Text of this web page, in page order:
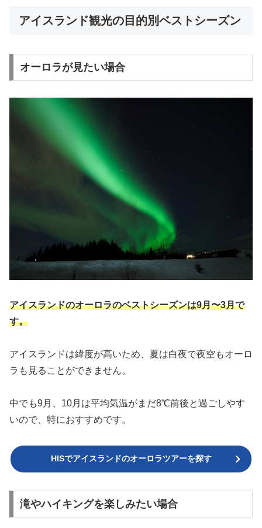
アイスランド観光の目的別ベストシーズン
オーロラが見たい場合
アイスランドのオーロラのベストシーズンは9月〜3月で
す。
アイスランドは緯度が高いため、夏は白夜で夜空もオーロ
ラも見ることができません。
中でも9月、10月は平均気温がまだ8℃前後と過ごしやす
いので、特におすすめです。
HISでアイスランドのオーロラツアーを探す
滝やハイキングを楽しみたい場合